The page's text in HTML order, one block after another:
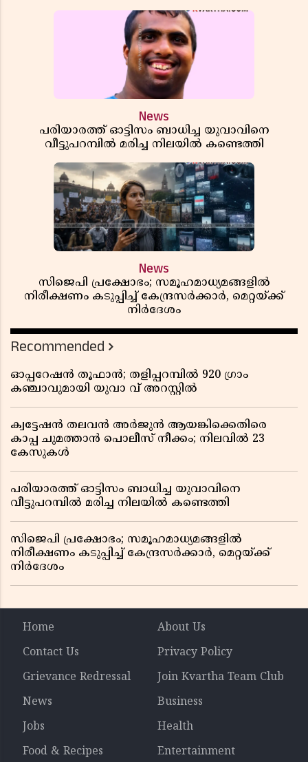
News
പരിയാരത്ത് ഓട്ടിസം ബാധിച്ച യുവാവിനെ
വീട്ടുപറമ്പിൽ മരിച്ച നിലയിൽ കണ്ടെത്തി
News
സിജെപി പ്രക്ഷോഭം; സമൂഹമാധ്യമങ്ങളിൽ
നിരീക്ഷണം കടുപ്പിച്ച് കേന്ദ്രസർക്കാർ, മെറ്റയ്ക്ക്
നിർദേശം
Recommended
ഓപ്പറേഷൻ തൂഫാൻ; തളിപ്പറമ്പിൽ 920 ഗ്രാം
കഞ്ചാവുമായി യുവാ വ് അറസ്റ്റിൽ
ക്വട്ടേഷൻ തലവൻ അർജുൻ ആയങ്കിക്കെതിരെ
കാപ്പ ചുമത്താൻ പൊലീസ് നീക്കം; നിലവിൽ 23
കേസുകൾ
പരിയാരത്ത് ഓട്ടിസം ബാധിച്ച യുവാവിനെ
വീട്ടുപറമ്പിൽ മരിച്ച നിലയിൽ കണ്ടെത്തി
സിജെപി പ്രക്ഷോഭം; സമൂഹമാധ്യമങ്ങളിൽ
നിരീക്ഷണം കടുപ്പിച്ച് കേന്ദ്രസർക്കാർ, മെറ്റയ്ക്ക്
നിർദേശം
Home
About Us
Contact Us
Privacy Policy
Grievance Redressal
Join Kvartha Team Club
News
Business
Jobs
Health
Food & Recipes
Entertainment